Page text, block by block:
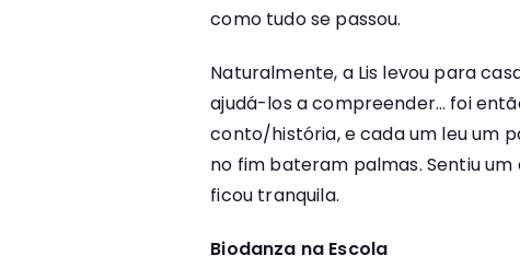
como tudo se passou.
Naturalmente, a Lis levou para
ajudá-los a compreender… foi
conto/história, e cada um leu um
no fim bateram palmas. Sentiu um
ficou tranquila.
Biodanza na Escola